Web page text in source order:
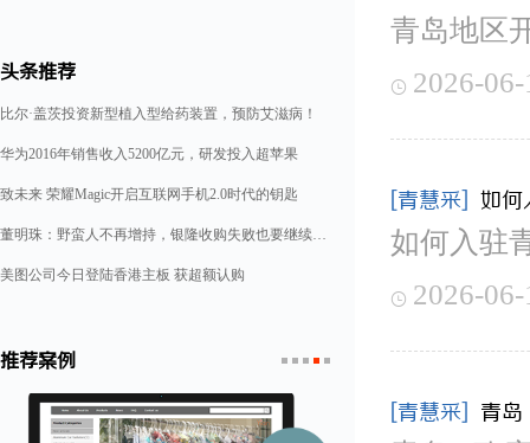
头条推荐
比尔·盖茨投资新型植入型给药装置，预防艾滋病！
华为2016年销售收入5200亿元，研发投入超苹果
致未来 荣耀Magic开启互联网手机2.0时代的钥匙
董明珠：野蛮人不再增持，银隆收购失败也要继续造格力汽车
美图公司今日登陆香港主板 获超额认购
推荐案例
1 2
青岛地区
 2026-
[青慧采] 如何
如何入驻
 2026-
[青慧采] 青